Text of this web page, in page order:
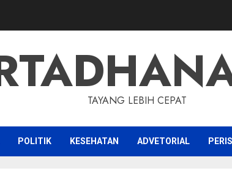
TAYANG LEBIH CEPAT
POLITIK KESEHATAN ADVETORIAL